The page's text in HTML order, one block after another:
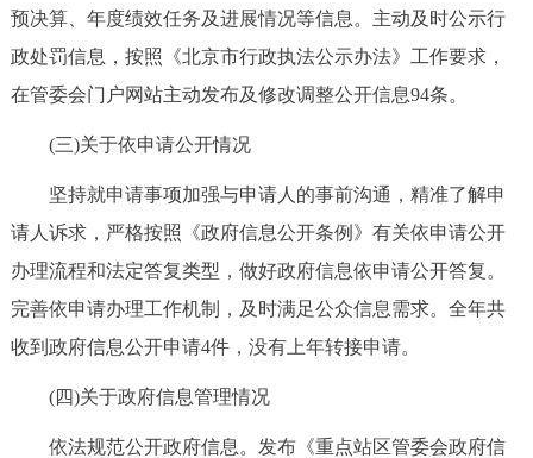
ESPAÑOL العربية PORTUGUÊS
预决算、年度绩效任务及进展情况等信息。主动及时公示行
政处罚信息，按照《北京市行政执法公示办法》工作要求，
在管委会门户网站主动发布及修改调整公开信息94条。
(三)关于依申请公开情况
坚持就申请事项加强与申请人的事前沟通，精准了解申
请人诉求，严格按照《政府信息公开条例》有关依申请公开
办理流程和法定答复类型，做好政府信息依申请公开答复。
完善依申请办理工作机制，及时满足公众信息需求。全年共
收到政府信息公开申请4件，没有上年转接申请。
(四)关于政府信息管理情况
依法规范公开政府信息。发布《重点站区管委会政府信